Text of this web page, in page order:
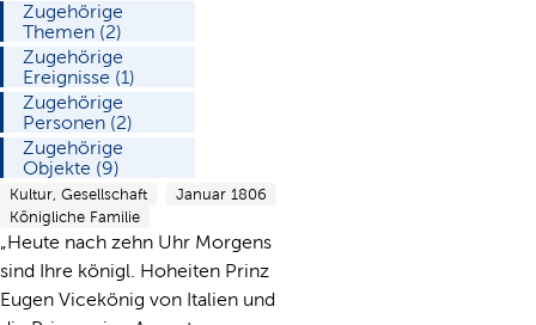
Zugehörige
Themen (2)
Zugehörige
Ereignisse (1)
Zugehörige
Personen (2)
Zugehörige
Objekte (9)
Kultur, Gesellschaft
Januar 1806
Königliche Familie
„Heute nach zehn Uhr Morgens
sind Ihre königl. Hoheiten Prinz
Eugen Vicekönig von Italien und